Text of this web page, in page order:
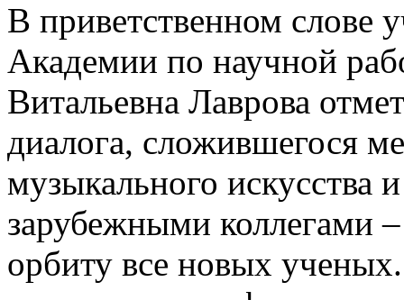
В приветственном слове
Академии по научной
Витальевна Лаврова
диалога, сложившегося
музыкального искусства
зарубежными коллегами
орбиту все новых